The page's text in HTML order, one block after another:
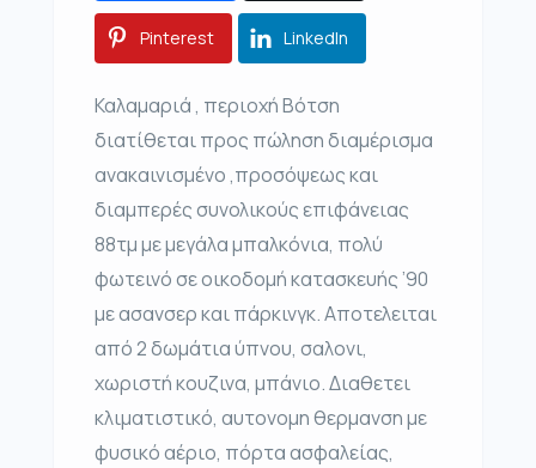
Pinterest LinkedIn
Καλαμαριά , περιοχή Βότση
διατίθεται προς πώληση διαμέρισμα
ανακαινισμένο ,προσόψεως και
διαμπερές συνολικούς επιφάνειας
88τμ με μεγάλα μπαλκόνια, πολύ
φωτεινό σε οικοδομή κατασκευής ’90
με ασανσερ και πάρκινγκ. Αποτελειται
από 2 δωμάτια ύπνου, σαλονι,
χωριστή κουζινα, μπάνιο. Διαθετει
κλιματιστικό, αυτονομη θερμανση με
φυσικό αέριο, πόρτα ασφαλείας,